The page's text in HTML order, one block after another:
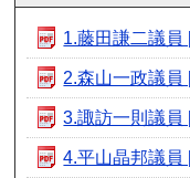
1.藤田謙二議員
2.森山一政議員
3.諏訪一則議員
4.平山晶邦議員